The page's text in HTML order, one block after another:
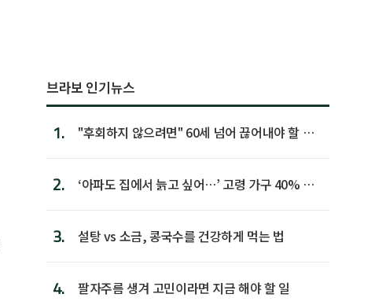
브라보 인기뉴스
1.
"후회하지 않으려면" 60세 넘어 끊어내야 할 사
2.
‘아파도 집에서 늙고 싶어…’ 고령 가구 40% 노
3. 설탕 vs 소금, 콩국수를 건강하게 먹는 법
4. 팔자주름 생겨 고민이라면 지금 해야 할 일